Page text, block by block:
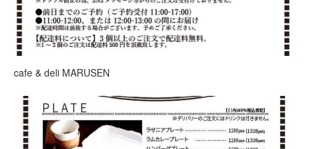
cafe & deli MARUSEN